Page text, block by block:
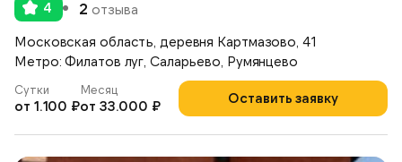
4 2 отзыва
Московская область, деревня Картмазово, 41
Метро: Филатов луг, Саларьево, Румянцево
Оставить заявку
Сутки
от 1.100 ₽
Месяц
от 33.000 ₽